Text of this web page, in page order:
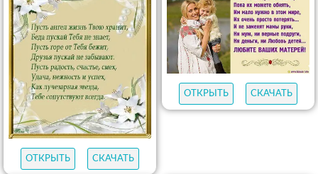
ОТКРЫТЬ СКАЧАТЬ
ОТКРЫТЬ СКАЧАТЬ